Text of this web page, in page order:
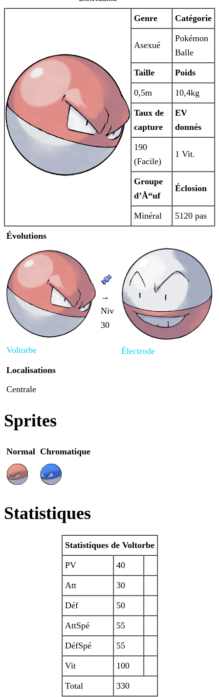
Genre Catégorie
Asexué
Pokémon
Balle
Taille Poids
0,5m 10,4kg
Taux de
capture
EV
donnés
190
(Facile)
1 Vit.
Groupe
d’Å“uf
Éclosion
Minéral 5120 pas
Évolutions
Voltorbe
→
Niv
30
Électrode
Localisations
Centrale
Sprites
Normal Chromatique
Statistiques
Statistiques de Voltorbe
PV 40
Att 30
Déf 50
AttSpé 55
DéfSpé 55
Vit 100
Total 330